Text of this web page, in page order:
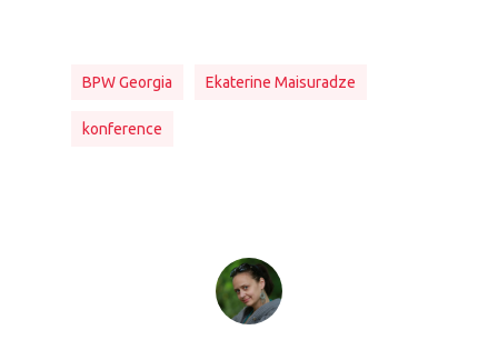
BPW Georgia Ekaterine Maisuradze
konference